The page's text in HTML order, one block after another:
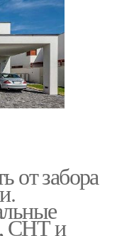
от забора
СНТ и